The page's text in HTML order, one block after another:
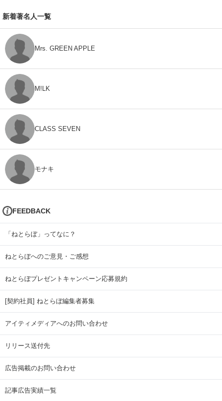
新着著名人一覧
Mrs. GREEN APPLE
M!LK
CLASS SEVEN
モナキ
FEEDBACK
「ねとらぼ」ってなに？
ねとらぼへのご意見・ご感想
ねとらぼプレゼントキャンペーン応募規約
[契約社員] ねとらぼ編集者募集
アイティメディアへのお問い合わせ
リリース送付先
広告掲載のお問い合わせ
記事広告実績一覧